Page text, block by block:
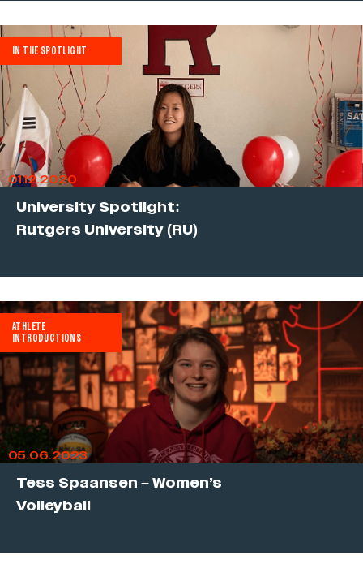
IN THE SPOTLIGHT
01.12.2020
University Spotlight:
Rutgers University (RU)
ATHLETE
INTRODUCTIONS
05.06.2023
Tess Spaansen – Women’s
Volleyball